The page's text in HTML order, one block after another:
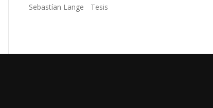
Sebastían Lange
Tesis